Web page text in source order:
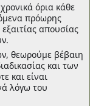
όρια κάθε
πρόωρης
απουσίας
θεωρούμε βέβαιη
και των
και είναι
λόγω του